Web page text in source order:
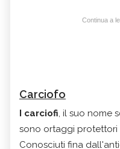
Continua a
Carciofo
I carciofi, il suo nome
sono ortaggi protettori
Conosciuti fina